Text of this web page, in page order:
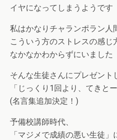
イヤになってしまうようです
私はかなりチャランポラン人
こういう方のストレスの感じ
なかなかわからずにいました
そんな生徒さんにプレゼント
「じっくり1回より、てきとー
(名言集追加決定！)
予備校講師時代、
「マジメで成績の悪い生徒」